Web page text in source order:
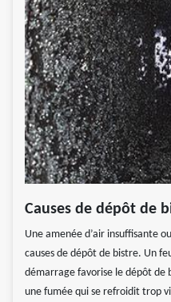
Causes de dépôt de
Une amenée d’air insuffisante
causes de dépôt de bistre. Un
démarrage favorise le dépôt de
une fumée qui se refroidit trop